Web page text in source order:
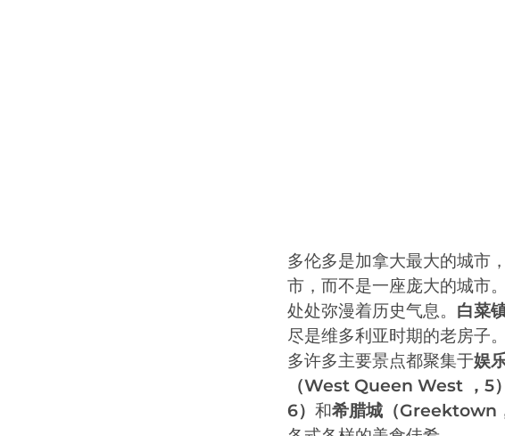
多伦多是加拿大最大的城市
市，而不是一座庞大的城市。
处处弥漫着历史气息。 白菜
尽是维多利亚时期的老房子。
多许多主要景点都聚集于娱
（West Queen West ，5）
6） 和希腊城（Greektown